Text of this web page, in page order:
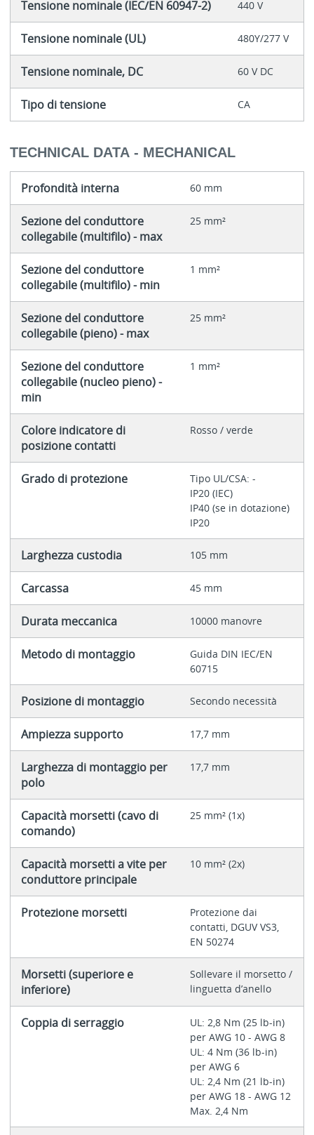
Tensione nominale (IEC/EN 60947-2) 440 V
Tensione nominale (UL) 480Y/277 V
Tensione nominale, DC 60 V DC
Tipo di tensione CA
TECHNICAL DATA - MECHANICAL
Profondità interna 60 mm
Sezione del conduttore
collegabile (multifilo) - max
25 mm²
Sezione del conduttore
collegabile (multifilo) - min
1 mm²
Sezione del conduttore
collegabile (pieno) - max
25 mm²
Sezione del conduttore
collegabile (nucleo pieno) -
min
1 mm²
Colore indicatore di
posizione contatti
Rosso / verde
Grado di protezione
Tipo UL/CSA: -
IP20 (IEC)
IP40 (se in dotazione)
IP20
Larghezza custodia 105 mm
Carcassa 45 mm
Durata meccanica 10000 manovre
Metodo di montaggio
Guida DIN IEC/EN
60715
Posizione di montaggio Secondo necessità
Ampiezza supporto 17,7 mm
Larghezza di montaggio per
polo
17,7 mm
Capacità morsetti (cavo di
comando)
25 mm² (1x)
Capacità morsetti a vite per
conduttore principale
10 mm² (2x)
Protezione morsetti
Protezione dai
contatti, DGUV VS3,
EN 50274
Morsetti (superiore e
inferiore)
Sollevare il morsetto /
linguetta d’anello
Coppia di serraggio
UL: 2,8 Nm (25 lb-in)
per AWG 10 - AWG 8
UL: 4 Nm (36 lb-in)
per AWG 6
UL: 2,4 Nm (21 lb-in)
per AWG 18 - AWG 12
Max. 2,4 Nm